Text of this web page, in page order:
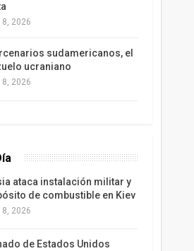
8, 2026
sudamericanos, el
ucraniano
8, 2026
ataca instalación militar y
de combustible en Kiev
8, 2026
de Estados Unidos